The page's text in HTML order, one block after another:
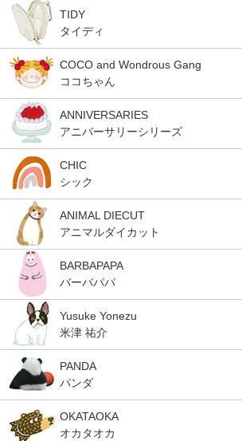
TIDY
タイディ
COCO and Wondrous Gang
ココちゃん
ANNIVERSARIES
アニバーサリーシリーズ
CHIC
シック
ANIMAL DIECUT
アニマルダイカット
BARBAPAPA
バーバパパ
Yusuke Yonezu
米津 祐介
PANDA
パンダ
OKATAOKA
オカタオカ